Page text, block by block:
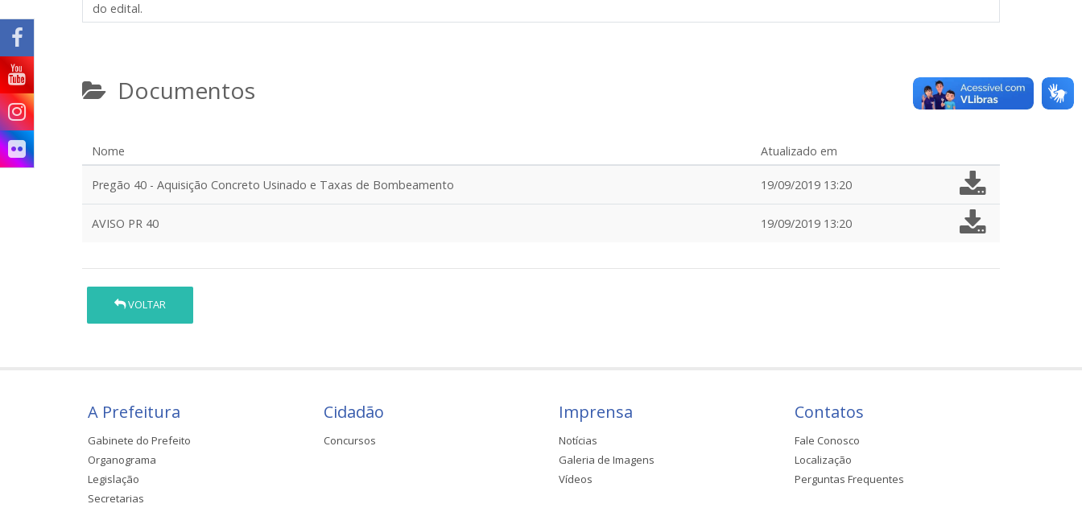
do edital.
Documentos
Nome Atualizado em
Pregão 40 - Aquisição Concreto Usinado e Taxas de Bombeamento 19/09/2019 13:20
AVISO PR 40 19/09/2019 13:20
VOLTAR
A Prefeitura
Gabinete do Prefeito
Organograma
Legislação
Secretarias
Cidadão
Concursos
Imprensa
Notícias
Galeria de Imagens
Vídeos
Contatos
Fale Conosco
Localização
Perguntas Frequentes